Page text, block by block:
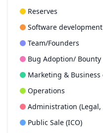
Reserves
Software development
Team/Founders
Bug Adoption/ Bounty
Marketing &
Operations
Administration (Legal,
Public Sale (ICO)